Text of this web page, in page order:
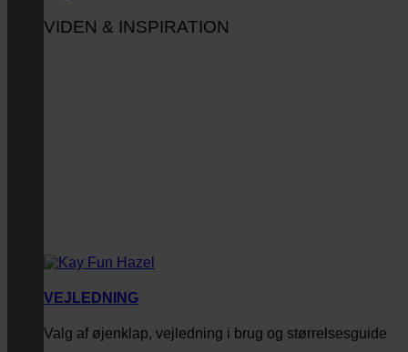
VIDEN & INSPIRATION
VEJLEDNING
Valg af øjenklap, vejledning i brug og størrelsesguide